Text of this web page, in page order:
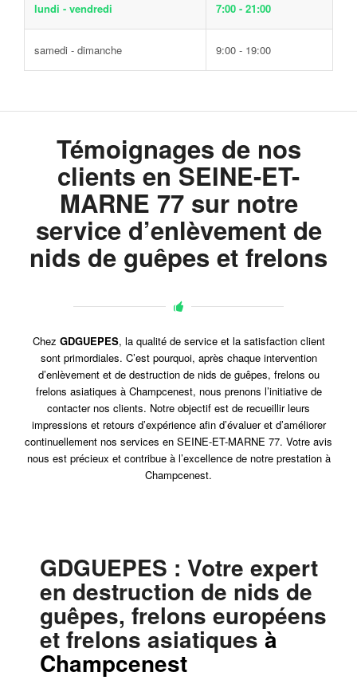
lundi - vendredi 7:00 - 21:00
samedi - dimanche 9:00 - 19:00
Témoignages de nos
clients en SEINE-ET-
MARNE 77 sur notre
service d’enlèvement de
nids de guêpes et frelons
Chez GDGUEPES, la qualité de service et la satisfaction client
sont primordiales. C’est pourquoi, après chaque intervention
d’enlèvement et de destruction de nids de guêpes, frelons ou
frelons asiatiques à Champcenest, nous prenons l’initiative de
contacter nos clients. Notre objectif est de recueillir leurs
impressions et retours d’expérience afin d’évaluer et d’améliorer
continuellement nos services en SEINE-ET-MARNE 77. Votre avis
nous est précieux et contribue à l’excellence de notre prestation à
Champcenest.
GDGUEPES : Votre expert
en destruction de nids de
guêpes, frelons européens
et frelons asiatiquesà
Champcenest